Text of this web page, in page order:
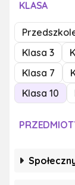
KLASA
Klasa 3
Klasa 7
Klasa 10